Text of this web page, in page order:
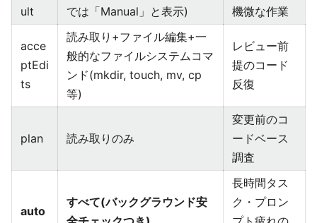
ult
では「Manual」と表示)
機微な作業
acce
ptEdi
ts
読み取り+ファイル編集+一
般的なファイルシステムコマ
ンド(mkdir, touch, mv, cp
等)
レビュー前
提のコード
反復
plan 読み取りのみ
変更前のコ
ードベース
調査
auto
すべて(バックグラウンド安
長時間タス
ク・プロン